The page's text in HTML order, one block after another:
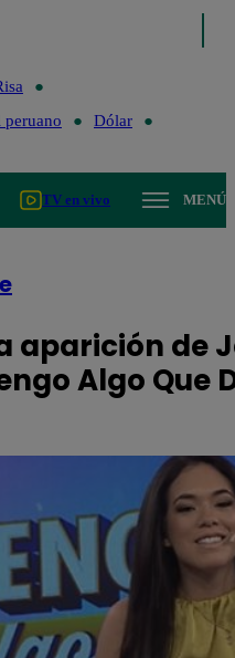
peruano
Dólar
TV en vivo MENÚ
aparición de
Algo Que